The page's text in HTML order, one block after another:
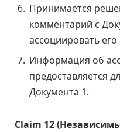
Принимается
комментарий с
ассоциировать
Информация об
предоставляется
Документа 1.
Claim 12